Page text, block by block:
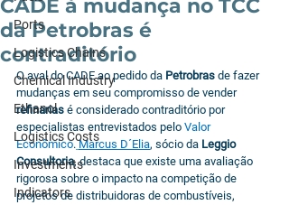
Ports
Logistics Chains
Chemical Industry
Ethanol
Logistics Costs
Investments
Indicators
CADE à mudança no TCC
da Petrobras é
contraditório
O aval do CADE ao pedido da Petrobras de fazer
mudanças em seu compromisso de vender
refinarias é considerado contraditório por
especialistas entrevistados pelo Valor
Econômico. Marcus D´Elia, sócio da Leggio
Consultoria, destaca que existe uma avaliação
rigorosa sobre o impacto na competição de
projetos de distribuidoras de combustíveis,